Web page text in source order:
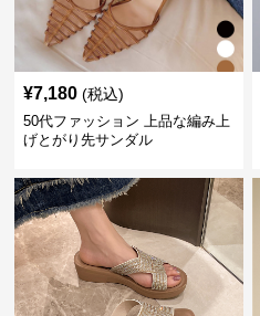
¥7,180 (税込)
50代ファッション 上品な編み上
げとがり先サンダル